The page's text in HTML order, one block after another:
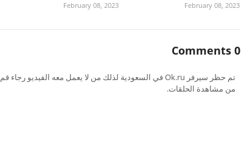
February 08, 2023
February 08, 2023
0 Comments
من مشاهدة الحلقات.